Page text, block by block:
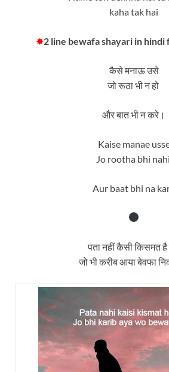
kaha tak hai
✸2 line bewafa shayari in
कैसे मनाऊ उसे
जो रूठा भी न हो
और बात भी न करे।
Kaise manae
Jo rootha bhi nahi
Aur baat bhi na
पता नहीं कैसी किसमत है
जो भी करीब आया बेवफा